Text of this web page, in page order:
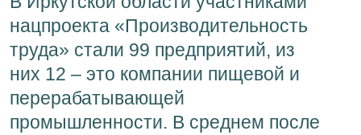
нацпроекта «Производительность
труда» стали 99 предприятий, из
них 12 – это компании пищевой и
перерабатывающей
промышленности. В среднем после